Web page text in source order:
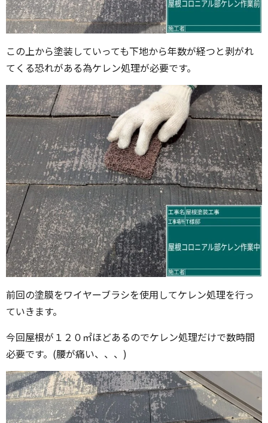
この上から塗装していっても下地から年数が経つと剥がれ
てくる恐れがある為ケレン処理が必要です。
前回の塗膜をワイヤーブラシを使用してケレン処理を行っ
ていきます。
今回屋根が１２０㎡ほどあるのでケレン処理だけで数時間
必要です。(腰が痛い、、、)